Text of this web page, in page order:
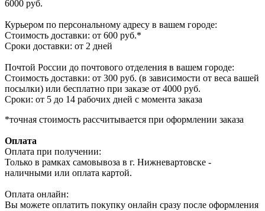
6000 руб.
Курьером по персональному адресу в вашем городе:
Стоимость доставки: от 600 руб.*
Сроки доставки: от 2 дней
Почтой России до почтового отделения в вашем городе:
Стоимость доставки: от 300 руб. (в зависимости от веса вашей
посылки) или бесплатно при заказе от 4000 руб.
Сроки: от 5 до 14 рабочих дней с момента заказа
*точная стоимость рассчитывается при оформлении заказа
Оплата
Оплата при получении:
Только в рамках самовывоза в г. Нижневартовске -
наличными или оплата картой.
Оплата онлайн:
Вы можете оплатить покупку онлайн сразу после оформления